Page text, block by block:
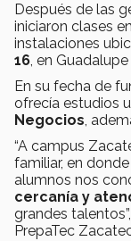
Después de las
iniciaron clases
instalaciones
16, en
En su fecha de
ofrecía estudios
Negocios,
“A campus
familiar, en
alumnos nos
cercanía y
grandes
PrepaTec